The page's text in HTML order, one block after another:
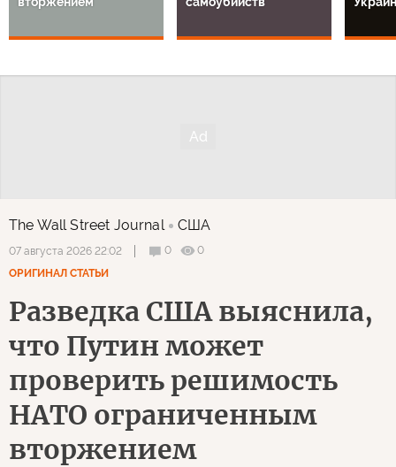
The Wall Street Journal США
07 августа 2026 22:02 0
0
ОРИГИНАЛ СТАТЬИ
Разведка США выяснила,
что Путин может
проверить решимость
НАТО ограниченным
вторжением